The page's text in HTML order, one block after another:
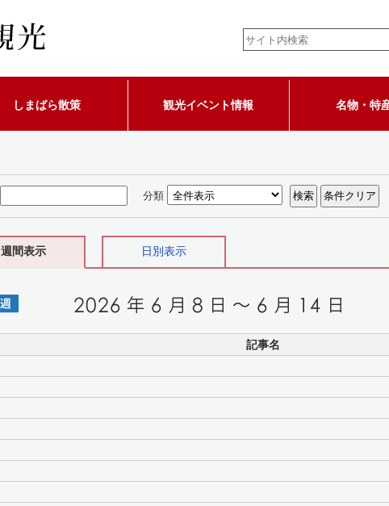
しまばら散策 観光イベント情報 名物・特
分類
週間表示 日別表示
記事名